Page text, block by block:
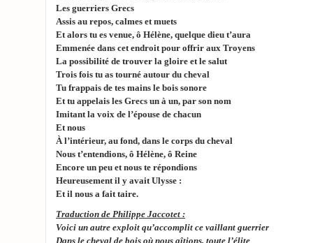
Les guerriers Grecs
Assis au repos, calmes et muets
Et alors tu es venue, ô Hélène, quelque dieu t’aura
Emmenée dans cet endroit pour offrir aux Troyens
La possibilité de trouver la gloire et le salut
Trois fois tu as tourné autour du cheval
Tu frappais de tes mains le bois sonore
Et tu appelais les Grecs un à un, par son nom
Imitant la voix de l’épouse de chacun
Et nous
À l’intérieur, au fond, dans le corps du cheval
Nous t’entendions, ô Hélène, ô Reine
Encore un peu et nous te répondions
Heureusement il y avait Ulysse :
Et il nous a fait taire.
Traduction de Philippe Jaccotet :
Voici un autre exploit qu’accomplit ce vaillant guerrier
Dans le cheval de bois où nous gîtions, toute l’élite